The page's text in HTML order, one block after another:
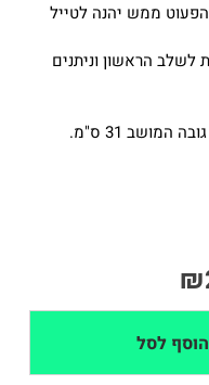
ממש יהנה לטייל
לשלב הראשון וניתנים
₪
הוסף לסל